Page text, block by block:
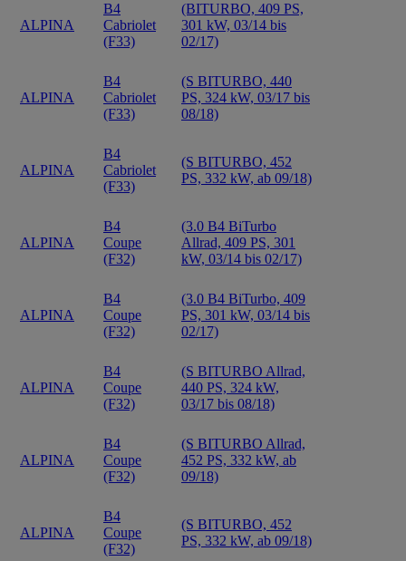
ALPINA
B4
Cabriolet
(F33)
(BITURBO, 409 PS,
301 kW, 03/14 bis
02/17)
ALPINA
B4
Cabriolet
(F33)
(S BITURBO, 440
PS, 324 kW, 03/17 bis
08/18)
ALPINA
B4
Cabriolet
(F33)
(S BITURBO, 452
PS, 332 kW, ab 09/18)
ALPINA
B4
Coupe
(F32)
(3.0 B4 BiTurbo
Allrad, 409 PS, 301
kW, 03/14 bis 02/17)
ALPINA
B4
Coupe
(F32)
(3.0 B4 BiTurbo, 409
PS, 301 kW, 03/14 bis
02/17)
ALPINA
B4
Coupe
(F32)
(S BITURBO Allrad,
440 PS, 324 kW,
03/17 bis 08/18)
ALPINA
B4
Coupe
(F32)
(S BITURBO Allrad,
452 PS, 332 kW, ab
09/18)
ALPINA
B4
Coupe
(F32)
(S BITURBO, 452
PS, 332 kW, ab 09/18)